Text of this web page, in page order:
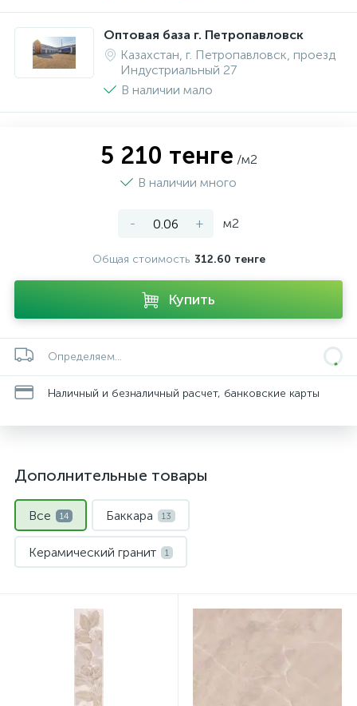
Оптовая база г. Петропавловск
Казахстан, г. Петропавловск, проезд
Индустриальный 27
В наличии мало
5 210 тенге /м2
В наличии много
- + м2
Общая стоимость 312.60 тенге
Купить
Определяем...
Наличный и безналичный расчет, банковские карты
Дополнительные товары
Все 14 Баккара 13
Керамический гранит 1